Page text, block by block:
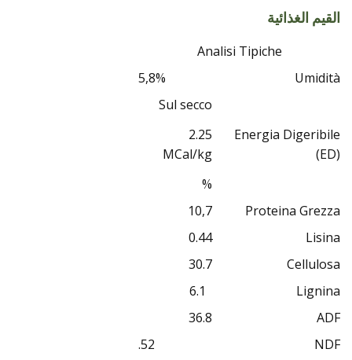
القيم الغذائية
Analisi Tipiche
Umidità
5,8%
Sul secco
Energia Digeribile
(ED)
2.25
MCal/kg
%
Proteina Grezza
10,7
Lisina
0.44
Cellulosa
30.7
Lignina
ADF
36.8
NDF
52.